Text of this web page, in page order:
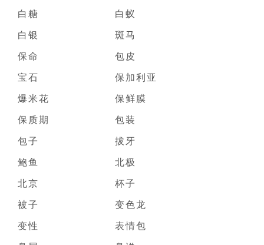
白糖
白蚁
白银
斑马
保命
包皮
宝石
保加利亚
爆米花
保鲜膜
保质期
包装
包子
拔牙
鲍鱼
北极
北京
杯子
被子
变色龙
变性
表情包